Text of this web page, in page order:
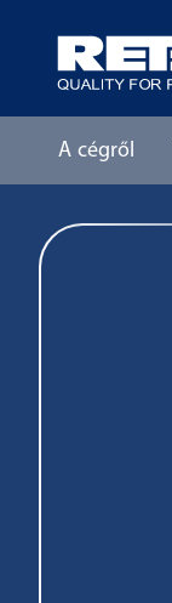
A cégről